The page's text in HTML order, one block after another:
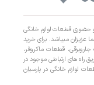
و حضوری قطعات لوازم خانگی
میباشد. برای خرید
قطعات ماکروفر،
های ارتباطی موجود در
لوازم خانگی در پارسیان